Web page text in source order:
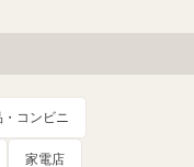
コンビニ
家電店